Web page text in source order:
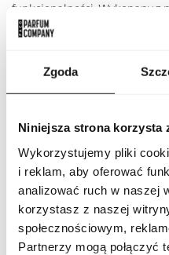
Zgoda
Niniejsza strona korzysta
Wykorzystujemy pliki
i reklam, aby oferować
analizować ruch w naszej
korzystasz z naszej
społecznościowym,
Partnerzy mogą połączyć
funkcjonalności. Wykonany z
syntetycznego, pędzel jest
ale także trwały, co sprawia,
na łatwe manewrowanie
gwarantując precyzję nawet
zdobieniach. Pędzel
Dzięki niemu stworzysz
makijaże, dostosowując
preferencji.